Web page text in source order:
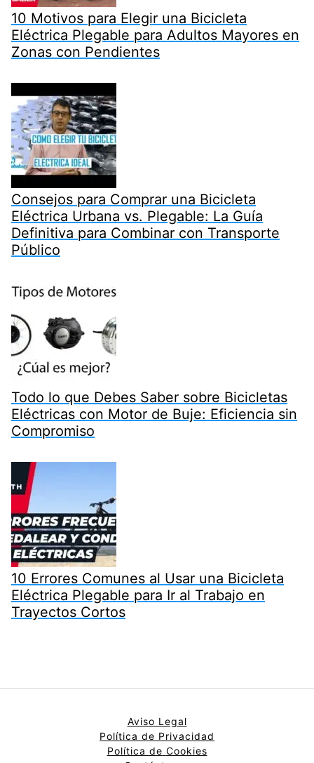
10 Motivos para Elegir una Bicicleta
Eléctrica Plegable para Adultos Mayores en
Zonas con Pendientes
Consejos para Comprar una Bicicleta
Eléctrica Urbana vs. Plegable: La Guía
Definitiva para Combinar con Transporte
Público
Todo lo que Debes Saber sobre Bicicletas
Eléctricas con Motor de Buje: Eficiencia sin
Compromiso
10 Errores Comunes al Usar una Bicicleta
Eléctrica Plegable para Ir al Trabajo en
Trayectos Cortos
Aviso Legal
Política de Privacidad
Política de Cookies